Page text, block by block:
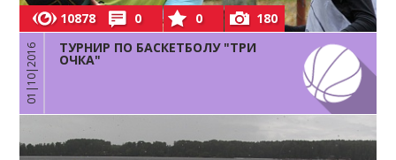
10878 0 0 180
01|10|2016 ТУРНИР ПО БАСКЕТБОЛУ "ТРИ
ОЧКА"